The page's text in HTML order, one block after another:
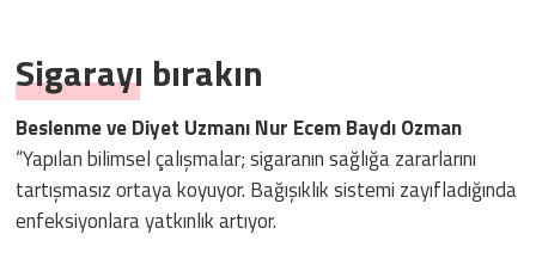
Sigarayı bırakın
Beslenme ve Diyet Uzmanı Nur Ecem Baydı Ozman
“Yapılan bilimsel çalışmalar; sigaranın sağlığa zararlarını
tartışmasız ortaya koyuyor. Bağışıklık sistemi zayıfladığında
enfeksiyonlara yatkınlık artıyor.